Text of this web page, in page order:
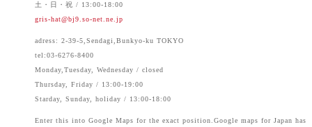
土・日・祝 / 13:00-18:00
gris-hat@bj9.so-net.ne.jp
adress: 2-39-5,Sendagi,Bunkyo-ku TOKYO
tel:03-6276-8400
Monday,Tuesday, Wednesday / closed
Thursday, Friday / 13:00-19:00
Starday, Sunday, holiday / 13:00-18:00
Enter this into Google Maps for the exact position.Google maps for Japan has